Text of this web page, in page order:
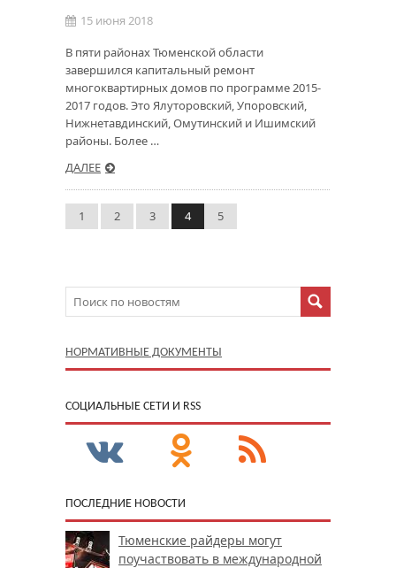
15 июня 2018
В пяти районах Тюменской области
завершился капитальный ремонт
многоквартирных домов по программе 2015-
2017 годов. Это Ялуторовский, Упоровский,
Нижнетавдинский, Омутинский и Ишимский
районы. Более …
ДАЛЕЕ
1 2 3 4 5
НОРМАТИВНЫЕ ДОКУМЕНТЫ
CОЦИАЛЬНЫЕ СЕТИ И RSS
ПОСЛЕДНИЕ НОВОСТИ
Тюменские райдеры могут
поучаствовать в международной